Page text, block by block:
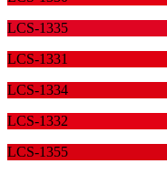
LCS-1335
LCS-1331
LCS-1334
LCS-1332
LCS-1355